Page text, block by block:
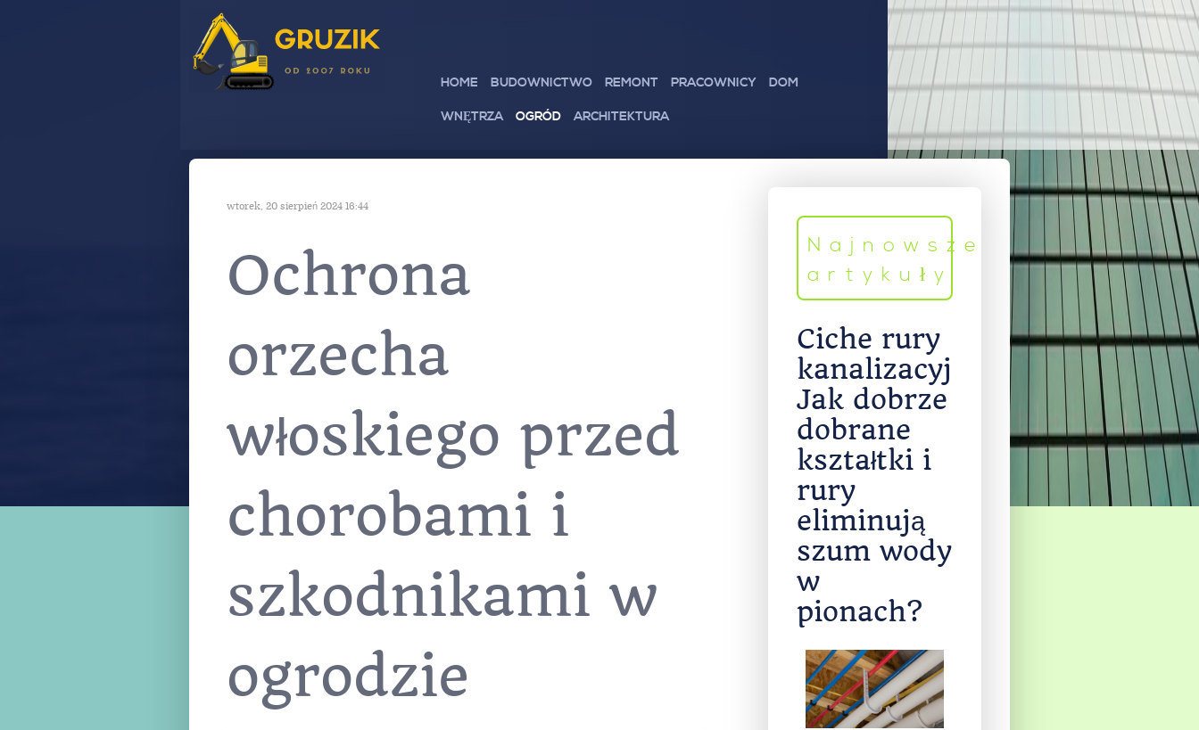
HOME BUDOWNICTWO REMONT PRACOWNICY DOM
WNĘTRZA OGRÓD ARCHITEKTURA
wtorek, 20 sierpień 2024 16:44
Ochrona
orzecha
włoskiego przed
chorobami i
szkodnikami w
ogrodzie
Najnowsze
artykuły
Ciche rury
kanalizacyjne.
Jak dobrze
dobrane
kształtki i
rury
eliminują
szum wody
w
pionach?